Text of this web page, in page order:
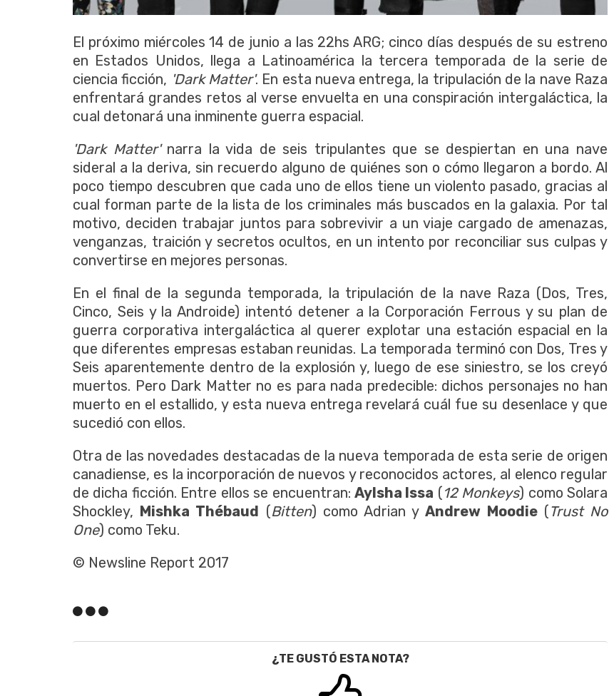
El próximo miércoles 14 de junio a las 22hs ARG; cinco días después de su estreno
en Estados Unidos, llega a Latinoamérica la tercera temporada de la serie de
ciencia ficción, 'Dark Matter'. En esta nueva entrega, la tripulación de la nave Raza
enfrentará grandes retos al verse envuelta en una conspiración intergaláctica, la
cual detonará una inminente guerra espacial.
'Dark Matter'narra la vida de seis tripulantes que se despiertan en una nave
sideral a la deriva, sin recuerdo alguno de quiénes son o cómo llegaron a bordo. Al
poco tiempo descubren que cada uno de ellos tiene un violento pasado, gracias al
cual forman parte de la lista de los criminales más buscados en la galaxia. Por tal
motivo, deciden trabajar juntos para sobrevivir a un viaje cargado de amenazas,
venganzas, traición y secretos ocultos, en un intento por reconciliar sus culpas y
convertirse en mejores personas.
En el final de la segunda temporada, la tripulación de la nave Raza (Dos, Tres,
Cinco, Seis y la Androide) intentó detener a la Corporación Ferrous y su plan de
guerra corporativa intergaláctica al querer explotar una estación espacial en la
que diferentes empresas estaban reunidas. La temporada terminó con Dos, Tres y
Seis aparentemente dentro de la explosión y, luego de ese siniestro, se los creyó
muertos. Pero Dark Matter no es para nada predecible: dichos personajes no han
muerto en el estallido, y esta nueva entrega revelará cuál fue su desenlace y que
sucedió con ellos.
Otra de las novedades destacadas de la nueva temporada de esta serie de origen
canadiense, es la incorporación de nuevos y reconocidos actores, al elenco regular
de dicha ficción. Entre ellos se encuentran: Aylsha Issa (12 Monkeys) como Solara
Shockley, Mishka Thébaud (Bitten) como Adrian yAndrew Moodie(Trust No
One) como Teku.
© Newsline Report 2017
¿TE GUSTÓ ESTA NOTA?